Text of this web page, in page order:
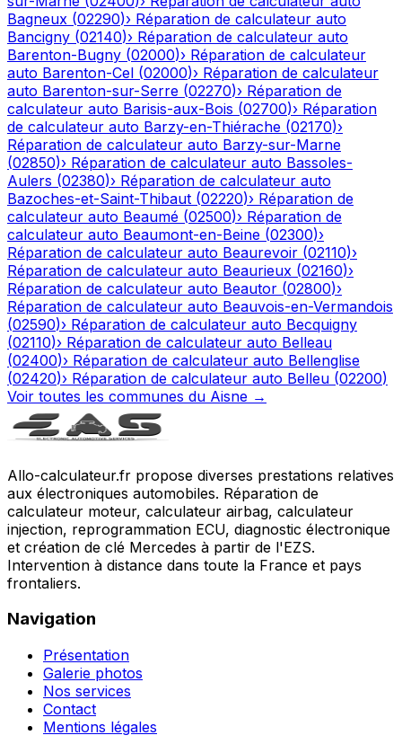
Bagneux (02290)› Réparation de calculateur auto
Bancigny (02140)› Réparation de calculateur auto
Barenton-Bugny (02000)› Réparation de calculateur
auto Barenton-Cel (02000)› Réparation de calculateur
auto Barenton-sur-Serre (02270)› Réparation de
calculateur auto Barisis-aux-Bois (02700)› Réparation
de calculateur auto Barzy-en-Thiérache (02170)›
Réparation de calculateur auto Barzy-sur-Marne
(02850)› Réparation de calculateur auto Bassoles-
Aulers (02380)› Réparation de calculateur auto
Bazoches-et-Saint-Thibaut (02220)› Réparation de
calculateur auto Beaumé (02500)› Réparation de
calculateur auto Beaumont-en-Beine (02300)›
Réparation de calculateur auto Beaurevoir (02110)›
Réparation de calculateur auto Beaurieux (02160)›
Réparation de calculateur auto Beautor (02800)›
Réparation de calculateur auto Beauvois-en-Vermandois
(02590)› Réparation de calculateur auto Becquigny
(02110)› Réparation de calculateur auto Belleau
(02400)› Réparation de calculateur auto Bellenglise
(02420)› Réparation de calculateur auto Belleu (02200)
Voir toutes les communes du Aisne →
Allo-calculateur.fr propose diverses prestations relatives
aux électroniques automobiles. Réparation de
calculateur moteur, calculateur airbag, calculateur
injection, reprogrammation ECU, diagnostic électronique
et création de clé Mercedes à partir de l'EZS.
Intervention à distance dans toute la France et pays
frontaliers.
Navigation
Présentation
Galerie photos
Nos services
Contact
Mentions légales